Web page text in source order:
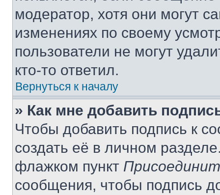
модератор, хотя они могут
изменениях по своему
пользователи не могут
кто-то ответил.
Вернуться к началу
» Как мне добавить
Чтобы добавить подпись к
создать её в личном
флажком пункт
сообщения, чтобы подпись